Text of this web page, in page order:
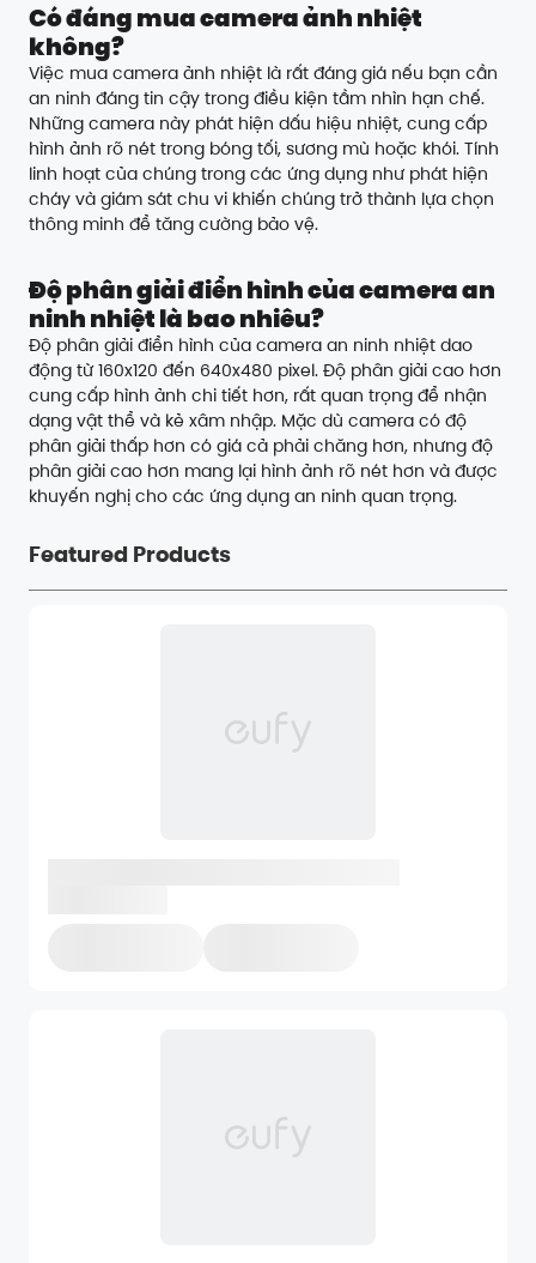
Có đáng mua camera ảnh nhiệt
không?
Việc mua camera ảnh nhiệt là rất đáng giá nếu bạn cần
an ninh đáng tin cậy trong điều kiện tầm nhìn hạn chế.
Những camera này phát hiện dấu hiệu nhiệt, cung cấp
hình ảnh rõ nét trong bóng tối, sương mù hoặc khói. Tính
linh hoạt của chúng trong các ứng dụng như phát hiện
cháy và giám sát chu vi khiến chúng trở thành lựa chọn
thông minh để tăng cường bảo vệ.
Độ phân giải điển hình của camera an
ninh nhiệt là bao nhiêu?
Độ phân giải điển hình của camera an ninh nhiệt dao
động từ 160x120 đến 640x480 pixel. Độ phân giải cao hơn
cung cấp hình ảnh chi tiết hơn, rất quan trọng để nhận
dạng vật thể và kẻ xâm nhập. Mặc dù camera có độ
phân giải thấp hơn có giá cả phải chăng hơn, nhưng độ
phân giải cao hơn mang lại hình ảnh rõ nét hơn và được
khuyến nghị cho các ứng dụng an ninh quan trọng.
Featured Products